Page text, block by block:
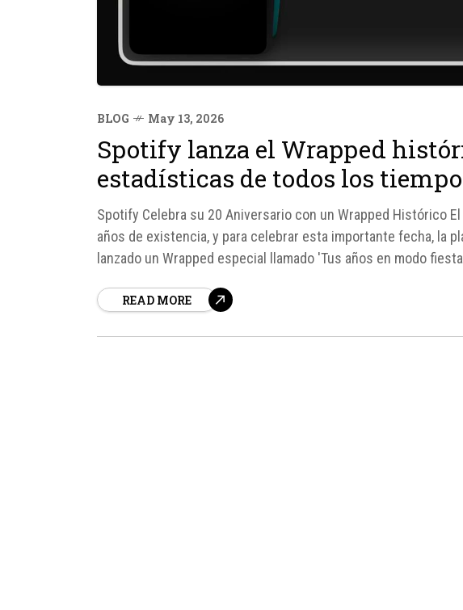
BLOG May 13, 2026
Spotify lanza el Wrapped
estadísticas de todos los
Spotify Celebra su 20 Aniversario con un Wrapped Histórico
años de existencia, y para celebrar esta importante fecha, la
lanzado un Wrapped especial llamado 'Tus años en modo
READ MORE